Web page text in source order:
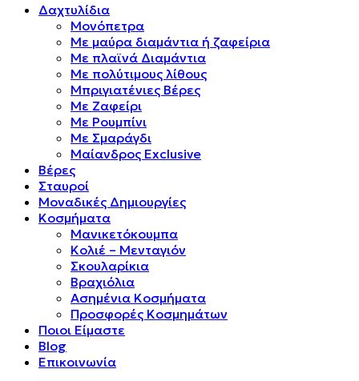
Δαχτυλίδια
Μονόπετρα
Mε μαύρα διαμάντια ή ζαφείρια
Mε πλαϊνά Διαμάντια
Mε πολύτιμους λίθους
Μπριγιατένιες Βέρες
Με Ζαφείρι
Με Ρουμπίνι
Με Σμαράγδι
Μαίανδρος Exclusive
Βέρες
Σταυροί
Μοναδικές Δημιουργίες
Κοσμήματα
Μανικετόκουμπα
Κολιέ – Μενταγιόν
Σκουλαρίκια
Βραχιόλια
Ασημένια Κοσμήματα
Προσφορές Κοσμημάτων
Ποιοι Είμαστε
Blog
Επικοινωνία